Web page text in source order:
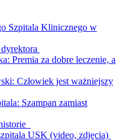
Szpitala Klinicznego w
Premia za dobre leczenie, a
Człowiek jest ważniejszy
Szampan zamiast
USK (video, zdjęcia)